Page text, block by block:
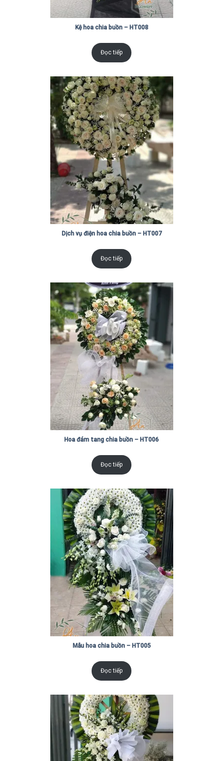
Kệ hoa chia buồn – HT008
Đọc tiếp
Dịch vụ điện hoa chia buồn – HT007
Đọc tiếp
Hoa đám tang chia buồn – HT006
Đọc tiếp
Mẫu hoa chia buồn – HT005
Đọc tiếp